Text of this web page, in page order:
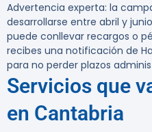
Advertencia experta: la
desarrollarse entre abril y
puede conllevar recargos o
recibes una notificación de
para no perder plazos
Servicios que
en Cantabria